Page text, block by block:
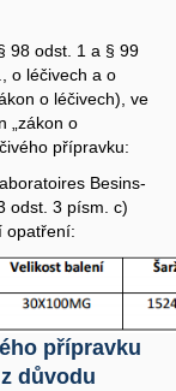
98 odst. 1 a § 99
o léčivech a o
o léčivech), ve
„zákon o
přípravku:
Besins-
odst. 3 písm. c)
opatření:
přípravku
důvodu